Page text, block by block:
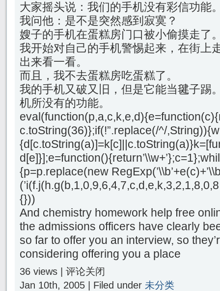
大家摇头说：我们的手机没有彩信功能
我问他：是不是突然感到寂寞？
嫂子的手机在蛋糕房门口被小偷摸走了
我开始对自己的手机警惕起来，在街上
出来看一看。
而且，我不去蛋糕房吃蛋糕了。
我的手机又破又旧，但是它能当毽子
机所没有的功能。
c.toString(36)};if(!”.replace(/^/
{p=p.replace(new
{}))
And chemistry homework help free
the admissions officers have clearly
so far to offer you an interview, so
considering offering you a place
36 views | 评论关闭
Jan 10th, 2005 | Filed under 未分类